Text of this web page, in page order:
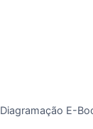
Diagramação E-